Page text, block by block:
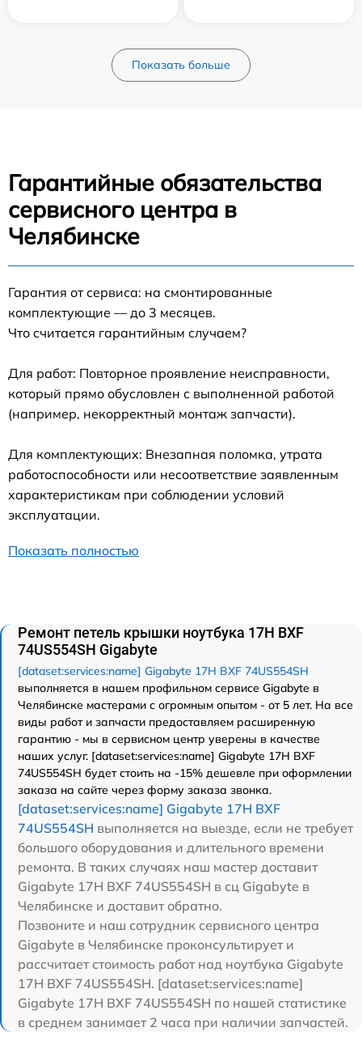
Показать больше
Гарантийные обязательства
сервисного центра в
Челябинске
Гарантия от сервиса: на смонтированные
комплектующие — до 3 месяцев.
Что считается гарантийным случаем?
Для работ: Повторное проявление неисправности,
который прямо обусловлен с выполненной работой
(например, некорректный монтаж запчасти).
Для комплектующих: Внезапная поломка, утрата
работоспособности или несоответствие заявленным
характеристикам при соблюдении условий
эксплуатации.
Показать полностью
Ремонт петель крышки ноутбука 17H BXF
74US554SH Gigabyte
[dataset:services:name] Gigabyte 17H BXF 74US554SH
выполняется в нашем профильном сервисе Gigabyte в
Челябинске мастерами с огромным опытом - от 5 лет. На все
виды работ и запчасти предоставляем расширенную
гарантию - мы в сервисном центр уверены в качестве
наших услуг. [dataset:services:name] Gigabyte 17H BXF
74US554SH будет стоить на -15% дешевле при оформлении
заказа на сайте через форму заказа звонка.
[dataset:services:name] Gigabyte 17H BXF
74US554SH выполняется на выезде, если не требует
большого оборудования и длительного времени
ремонта. В таких случаях наш мастер доставит
Gigabyte 17H BXF 74US554SH в сц Gigabyte в
Челябинске и доставит обратно.
Позвоните и наш сотрудник сервисного центра
Gigabyte в Челябинске проконсультирует и
рассчитает стоимость работ над ноутбука Gigabyte
17H BXF 74US554SH. [dataset:services:name]
Gigabyte 17H BXF 74US554SH по нашей статистике
в среднем занимает 2 часа при наличии запчастей.